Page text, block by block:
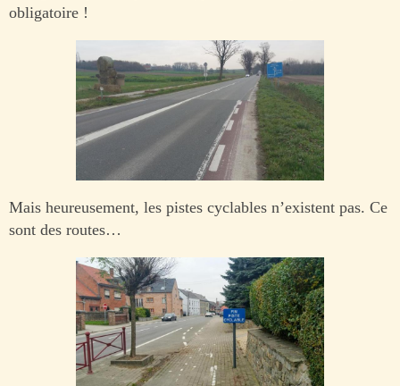
obligatoire !
Mais heureusement, les pistes cyclables n’existent pas. Ce
sont des routes…